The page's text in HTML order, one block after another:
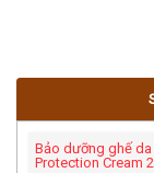
Bảo dưỡng ghế
Protection Cream